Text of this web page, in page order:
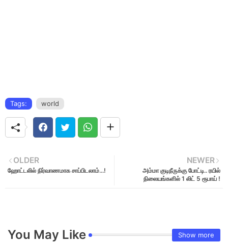
Tags: world
NEWER
அம்மா குடிநீருக்கு போட்டி.. ரயில்
நிலையங்களில் 1 லிட் 5 ரூபாய் !
OLDER
ஹோட்டலில் நிர்வாணமாக சாப்பிடலாம்...!
You May Like Show more